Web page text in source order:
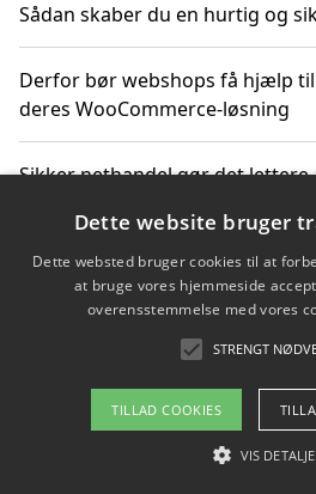
Sådan skaber du en hurtig og
Derfor bør webshops få hjælp
deres WooCommerce-løsning
Sikker nethandel gør det
Ting du bør vide før du vælger
Copyright 2026 -
Om / kontakt
Blog
Dette website bruger
Dette websted bruger cookies til at
at bruge vores hjemmeside
overensstemmelse med vores
STRENGT
TILLAD COOKIES
VIS